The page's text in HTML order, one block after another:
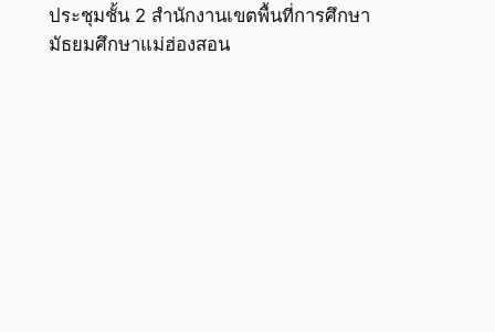
ประชุมชั้น 2 สำนักงานเขตพื้นที่การศึกษา
มัธยมศึกษาแม่ฮ่องสอน